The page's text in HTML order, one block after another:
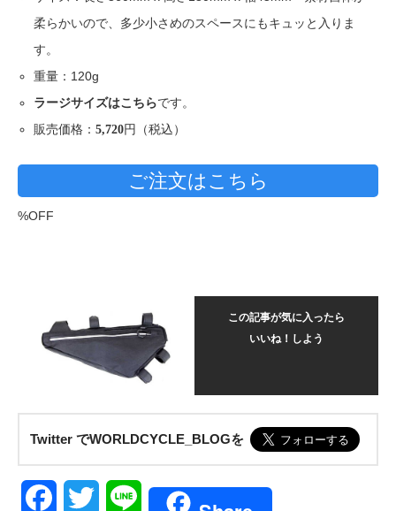
柔らかいので、多少小さめのスペースにもキュッと入りま
す。
重量：120g
ラージサイズはこちらです。
販売価格：5,720円（税込）
ご注文はこちら
%OFF
この記事が気に入ったら
いいね！しよう
Twitter でWORLDCYCLE_BLOGを
FacebookTwitter Line